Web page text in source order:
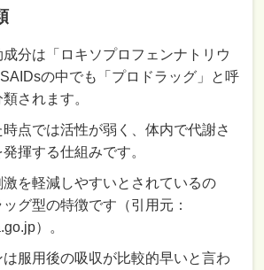
分は「ロキソプロフェンナトリウ
の中でも「プロドラッグ」と呼
されます。
点では活性が弱く、体内で代謝さ
揮する仕組みです。
を軽減しやすいとされているの
グ型の特徴です（引用元：
）。
は服用後の吸収が比較的早いと言わ